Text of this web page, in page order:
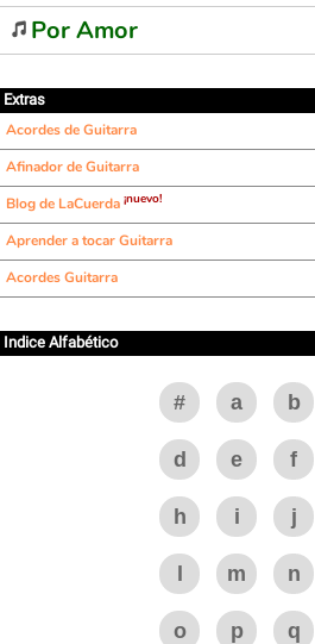
Por Amor
Extras
Acordes de Guitarra
Afinador de Guitarra
Blog de LaCuerda ¡nuevo!
Aprender a tocar Guitarra
Acordes Guitarra
Indice Alfabético
# a b
d e f
h i j
m n
o p q